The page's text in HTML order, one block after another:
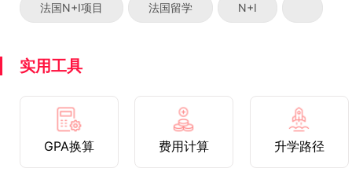
法国N+I项目 法国留学 N+I
实用工具
GPA换算 费用计算 升学路径